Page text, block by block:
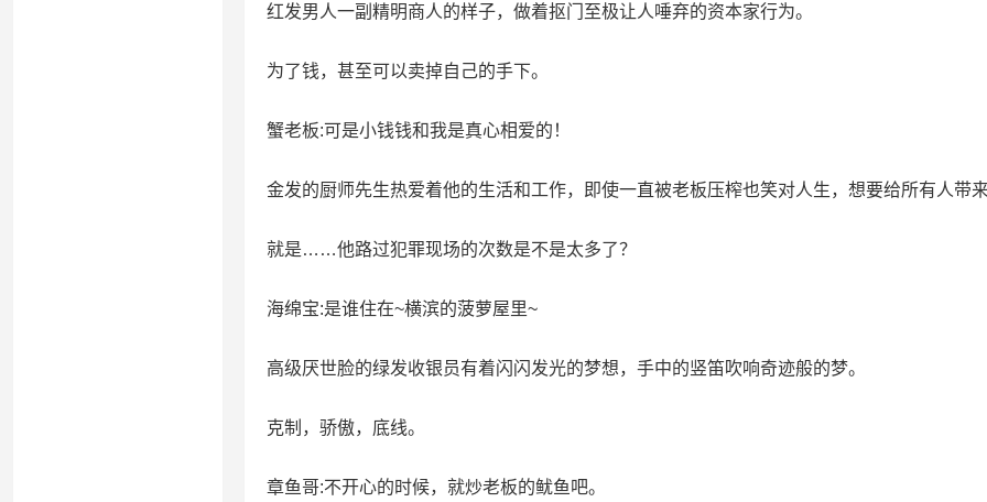
红发男人一副精明商人的样子，做着抠门至极让人唾弃的资本家行为。
为了钱，甚至可以卖掉自己的手下。
蟹老板:可是小钱钱和我是真心相爱的！
金发的厨师先生热爱着他的生活和工作，即使一直被老板压榨也笑对人生，想要给所有人带
就是……他路过犯罪现场的次数是不是太多了？
海绵宝:是谁住在~横滨的菠萝屋里~
高级厌世脸的绿发收银员有着闪闪发光的梦想，手中的竖笛吹响奇迹般的梦。
克制，骄傲，底线。
章鱼哥:不开心的时候，就炒老板的鱿鱼吧。